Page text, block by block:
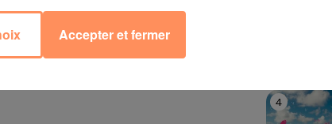
4
Accepter et fermer